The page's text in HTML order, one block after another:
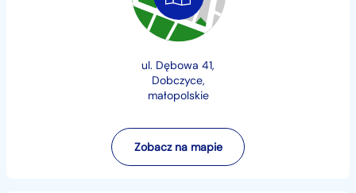
Dobór części, z numeru nadwozia, (vin).
W ofercie sprzedaży, części oryginalne - nowe, oraz
ul. Dębowa 41,
Dobczyce,
małopolskie
Zobacz na mapie